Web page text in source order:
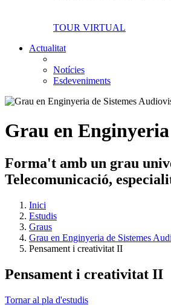
TOUR VIRTUAL
Actualitat
Notícies
Esdeveniments
Grau en
Forma't amb un grau
Telecomunicació,
Inici
Estudis
Graus
Grau en Enginyeria de Sistemes
Pensament i creativitat II
Pensament i creativitat II
Tornar al pla d'estudis